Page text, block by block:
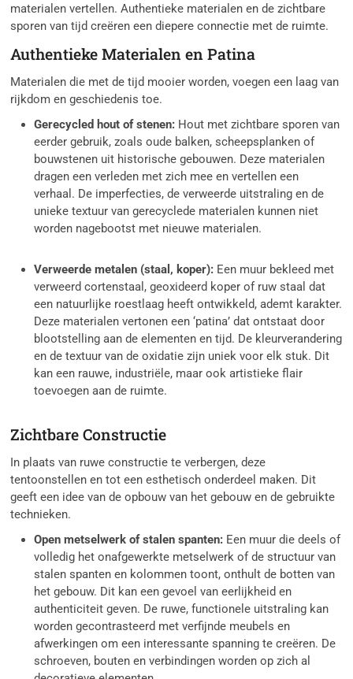
materialen vertellen. Authentieke materialen en de zichtbare
sporen van tijd creëren een diepere connectie met de ruimte.
Authentieke Materialen en Patina
Materialen die met de tijd mooier worden, voegen een laag van
rijkdom en geschiedenis toe.
Gerecycled hout of stenen: Hout met zichtbare sporen van
eerder gebruik, zoals oude balken, scheepsplanken of
bouwstenen uit historische gebouwen. Deze materialen
dragen een verleden met zich mee en vertellen een
verhaal. De imperfecties, de verweerde uitstraling en de
unieke textuur van gerecyclede materialen kunnen niet
worden nagebootst met nieuwe materialen.
Verweerde metalen (staal, koper): Een muur bekleed met
verweerd cortenstaal, geoxideerd koper of ruw staal dat
een natuurlijke roestlaag heeft ontwikkeld, ademt karakter.
Deze materialen vertonen een ‘patina’ dat ontstaat door
blootstelling aan de elementen en tijd. De kleurverandering
en de textuur van de oxidatie zijn uniek voor elk stuk. Dit
kan een rauwe, industriële, maar ook artistieke flair
toevoegen aan de ruimte.
Zichtbare Constructie
In plaats van ruwe constructie te verbergen, deze
tentoonstellen en tot een esthetisch onderdeel maken. Dit
geeft een idee van de opbouw van het gebouw en de gebruikte
technieken.
Open metselwerk of stalen spanten: Een muur die deels of
volledig het onafgewerkte metselwerk of de structuur van
stalen spanten en kolommen toont, onthult de botten van
het gebouw. Dit kan een gevoel van eerlijkheid en
authenticiteit geven. De ruwe, functionele uitstraling kan
worden gecontrasteerd met verfijnde meubels en
afwerkingen om een interessante spanning te creëren. De
schroeven, bouten en verbindingen worden op zich al